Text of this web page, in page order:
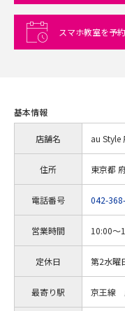
スマホ教室を予
基本情報
店舗名 au Style
住所 東京都
電話番号 042-
営業時間 10:00～
定休日 第2水曜
最寄り駅 京王線